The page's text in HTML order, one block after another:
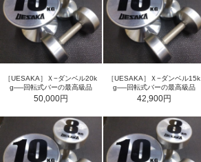
［UESAKA］Ｘ−ダンベル20k
g──回転式バーの最高級品
50,000円
［UESAKA］Ｘ−ダンベル15k
g──回転式バーの最高級品
42,900円